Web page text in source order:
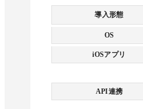
導入形態
OS
iOSアプリ
API連携